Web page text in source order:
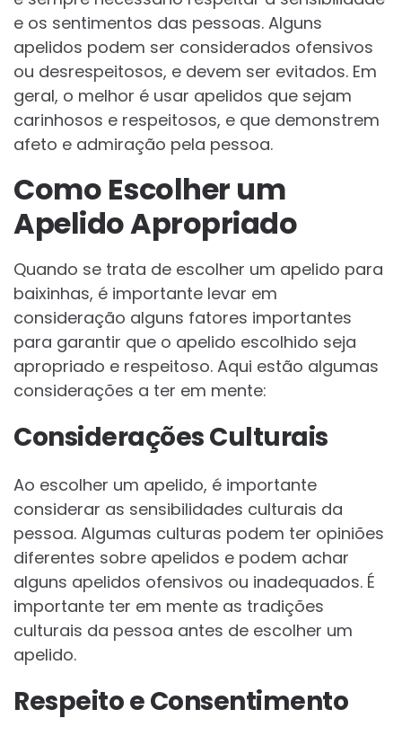
e os sentimentos das pessoas. Alguns
apelidos podem ser considerados ofensivos
ou desrespeitosos, e devem ser evitados. Em
geral, o melhor é usar apelidos que sejam
carinhosos e respeitosos, e que demonstrem
afeto e admiração pela pessoa.
Como Escolher um
Apelido Apropriado
Quando se trata de escolher um apelido para
baixinhas, é importante levar em
consideração alguns fatores importantes
para garantir que o apelido escolhido seja
apropriado e respeitoso. Aqui estão algumas
considerações a ter em mente:
Considerações Culturais
Ao escolher um apelido, é importante
considerar as sensibilidades culturais da
pessoa. Algumas culturas podem ter opiniões
diferentes sobre apelidos e podem achar
alguns apelidos ofensivos ou inadequados. É
importante ter em mente as tradições
culturais da pessoa antes de escolher um
apelido.
Respeito e Consentimento